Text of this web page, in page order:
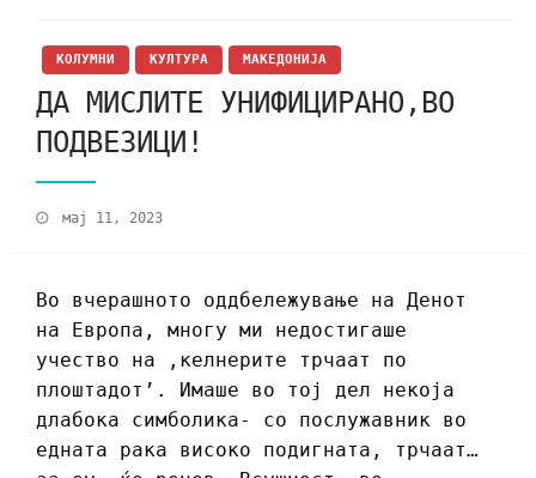
KОЛУМНИ КУЛТУРА МАКЕДОНИЈА
ДА МИСЛИТЕ УНИФИЦИРАНО,ВО
ПОДВЕЗИЦИ!
мај 11, 2023
Во вчерашното оддбележување на Денот
на Европа, многу ми недостигаше
учество на ,келнерите трчаат по
плоштадот’. Имаше во тој дел некоја
длабока симболика- со послужавник во
едната рака високо подигната, трчаат…